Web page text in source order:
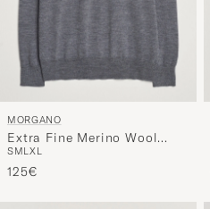
MORGANO
Extra Fine Merino Wool
Crewneck Mid Grey
SMLXL
125€